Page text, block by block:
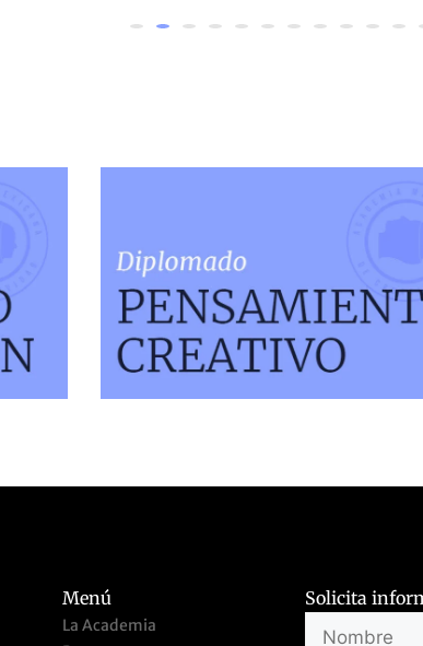
La Academia
Programas